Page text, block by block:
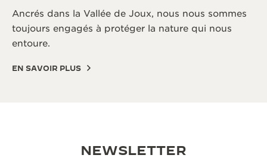
Ancrés dans la Vallée de Joux, nous nous sommes
toujours engagés à protéger la nature qui nous
entoure.
EN SAVOIR PLUS
NEWSLETTER